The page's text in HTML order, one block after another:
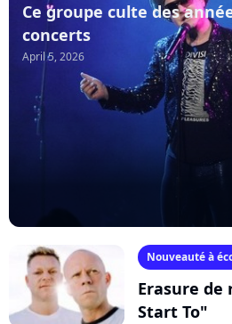
Ce groupe culte des
concerts
April 5, 2026
Nouveauté à
Erasure de
Start To"